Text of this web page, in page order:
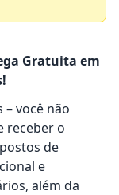
Gratuita em
você não
receber o
de
e
além da